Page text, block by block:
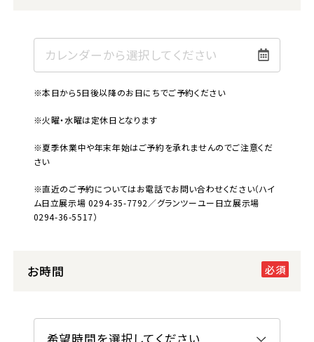
※本日から5日後以降のお日にちでご予約ください
※火曜・水曜は定休日となります
※夏季休業中や年末年始はご予約を承れませんのでご注意くだ
さい
※直近のご予約についてはお電話でお問い合わせください（ハイ
ム日立展示場 0294-35-7792／グランツーユー日立展示場
0294-36-5517）
お時間